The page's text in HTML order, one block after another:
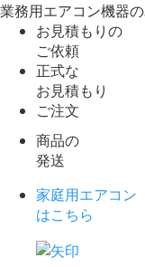
業務用エアコン機器
お見積もりの
ご依頼
正式な
お見積もり
ご注文
商品の
発送
家庭用エアコン
はこちら